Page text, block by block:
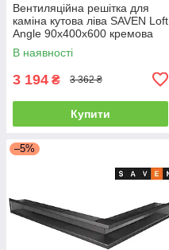
Вентиляційна решітка для
каміна кутова ліва SAVEN Loft
Angle 90х400х600 кремова
В наявності
3 194 ₴ 3 362 ₴
Купити
–5%